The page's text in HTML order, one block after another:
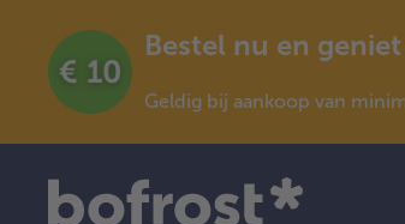
Bestel nu en
Geldig bij aankoop van